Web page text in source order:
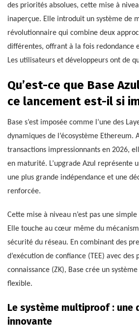
des priorités absolues, cette mise à
inaperçue. Elle introduit un système de
révolutionnaire qui combine deux
différentes, offrant à la fois redondance
Les utilisateurs et développeurs ont de
Qu’est-ce que Base
ce lancement est-il si
Base s’est imposée comme l’une des
dynamiques de l’écosystème Ethereum.
transactions impressionnants en 2026,
en maturité. L’upgrade Azul représente
une plus grande indépendance et une
renforcée.
Cette mise à niveau n’est pas une
Elle touche au cœur même du
sécurité du réseau. En combinant des
d’exécution de confiance (TEE) avec des
connaissance (ZK), Base crée un
flexible.
Le système multiproof : une
innovante